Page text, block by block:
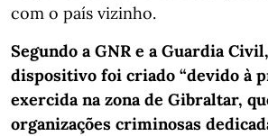
com o país vizinho.
Segundo a GNR e a Guardia
dispositivo foi criado “devido à
exercida na zona de Gibraltar,
organizações criminosas